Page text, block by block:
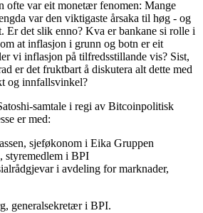
ofte var eit monetær fenomen: Mange
var den viktigaste årsaka til høg - og
Er det slik enno? Kva er bankane si rolle i
at inflasjon i grunn og botn er eit
vi inflasjon på tilfredsstillande vis? Sist,
er det fruktbart å diskutera alt dette med
og innfallsvinkel?
samtale i regi av Bitcoinpolitisk
er med:
sjeføkonom i Eika Gruppen
styremedlem i BPI
i avdeling for marknader,
generalsekretær i BPI.